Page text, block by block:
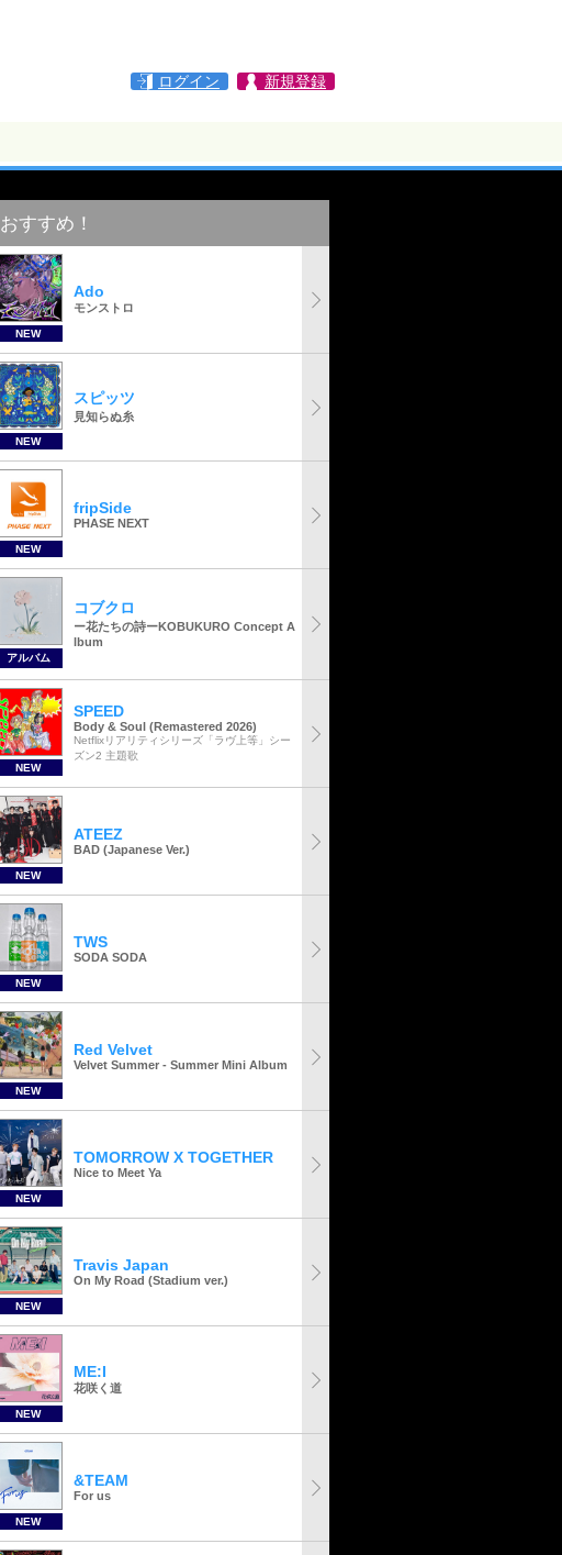
ログイン 新規登録
おすすめ！
NEW
Ado
モンストロ
NEW
スピッツ
見知らぬ糸
NEW
fripSide
PHASE NEXT
アルバム
コブクロ
ー花たちの詩ーKOBUKURO Concept A
lbum
NEW
SPEED
Body & Soul (Remastered 2026)
Netflixリアリティシリーズ「ラヴ上等」シー
ズン2 主題歌
NEW
ATEEZ
BAD (Japanese Ver.)
NEW
TWS
SODA SODA
NEW
Red Velvet
Velvet Summer - Summer Mini Album
NEW
TOMORROW X TOGETHER
Nice to Meet Ya
NEW
Travis Japan
On My Road (Stadium ver.)
NEW
ME:I
花咲く道
NEW
&TEAM
For us